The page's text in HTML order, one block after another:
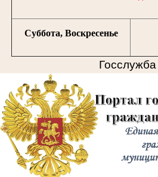
Суббота, Воскресенье
Госслужба